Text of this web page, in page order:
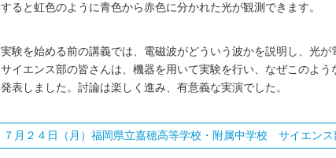
すると虹色のように青色から赤色に分かれた光が観測できます。
実験を始める前の講義では、電磁波がどういう波かを説明し、光が
サイエンス部の皆さんは、機器を用いて実験を行い、なぜこのよ
発表しました。討論は楽しく進み、有意義な実演でした。
７月２４日（月）福岡県立嘉穂高等学校・附属中学校 サイエンス